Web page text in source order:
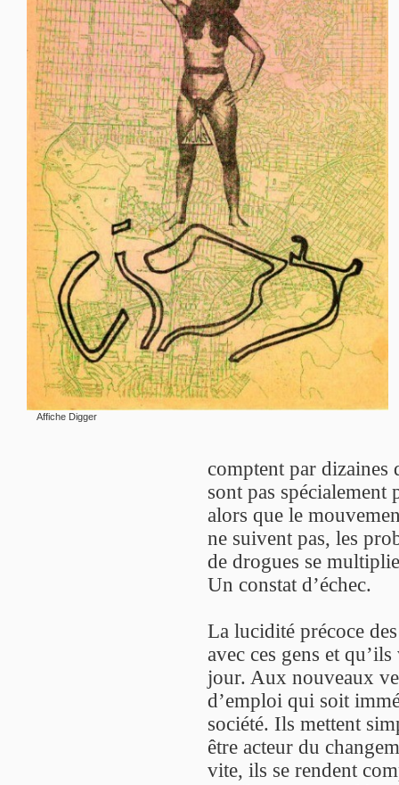
Affiche Digger
comptent par
sont pas
alors que le
ne suivent pas, les
de drogues se
Un constat d’échec.
La lucidité précoce
avec ces gens et
jour. Aux nouveaux
d’emploi qui soit
société. Ils mettent
être acteur du
vite, ils se rendent